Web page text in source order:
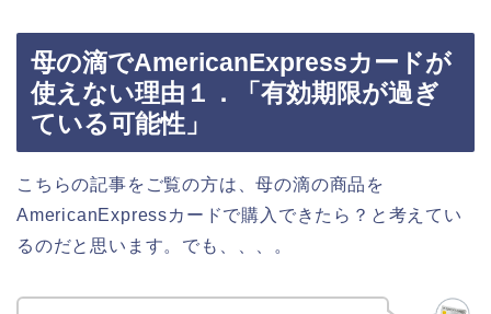
母の滴でAmericanExpressカードが
使えない理由１．「有効期限が過ぎ
ている可能性」
こちらの記事をご覧の方は、母の滴の商品を
AmericanExpressカードで購入できたら？と考えてい
るのだと思います。でも、、、。